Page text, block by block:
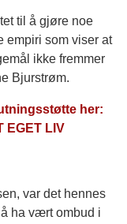
til å gjøre noe
empiri som viser at
ikke fremmer
Bjurstrøm.
her:
EGET LIV
var det hennes
ha vært ombud i